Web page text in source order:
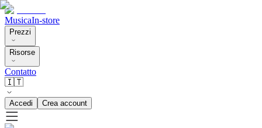
MusicaIn-store
Prezzi
Risorse
Contatto
🇮🇹
Accedi Crea account